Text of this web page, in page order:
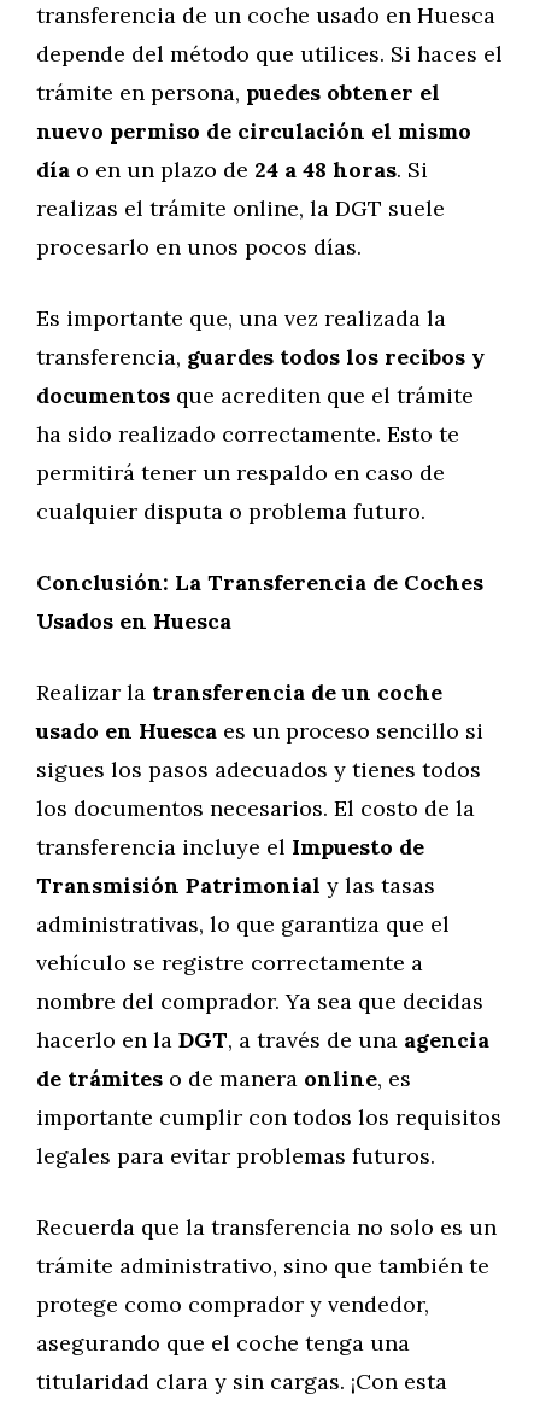
transferencia de un coche usado en Huesca
depende del método que utilices. Si haces el
trámite en persona, puedes obtener el
nuevo permiso de circulación el mismo
día o en un plazo de 24 a 48 horas. Si
realizas el trámite online, la DGT suele
procesarlo en unos pocos días.
Es importante que, una vez realizada la
transferencia, guardes todos los recibos y
documentos que acrediten que el trámite
ha sido realizado correctamente. Esto te
permitirá tener un respaldo en caso de
cualquier disputa o problema futuro.
Conclusión: La Transferencia de Coches
Usados en Huesca
Realizar la transferencia de un coche
usado en Huesca es un proceso sencillo si
sigues los pasos adecuados y tienes todos
los documentos necesarios. El costo de la
transferencia incluye el Impuesto de
Transmisión Patrimonial y las tasas
administrativas, lo que garantiza que el
vehículo se registre correctamente a
nombre del comprador. Ya sea que decidas
hacerlo en la DGT, a través de una agencia
de trámites o de manera online, es
importante cumplir con todos los requisitos
legales para evitar problemas futuros.
Recuerda que la transferencia no solo es un
trámite administrativo, sino que también te
protege como comprador y vendedor,
asegurando que el coche tenga una
titularidad clara y sin cargas. ¡Con esta